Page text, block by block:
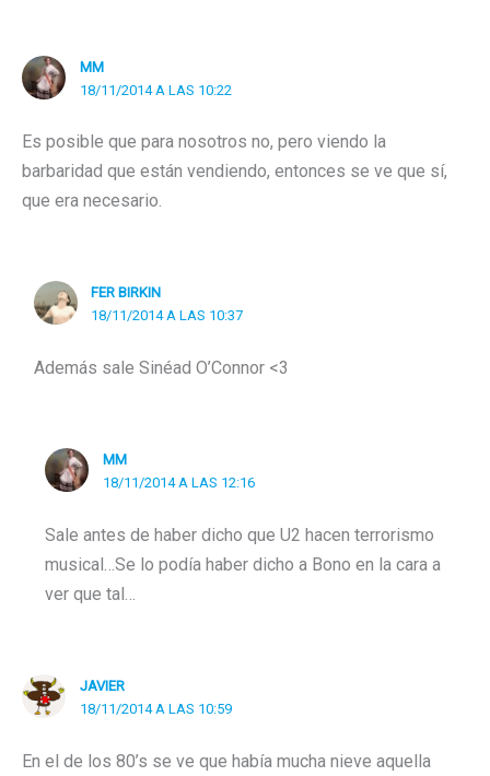
MM
18/11/2014 A LAS 10:22
Es posible que para nosotros no, pero viendo la
barbaridad que están vendiendo, entonces se ve que sí,
que era necesario.
FER BIRKIN
18/11/2014 A LAS 10:37
Además sale Sinéad O’Connor <3
MM
18/11/2014 A LAS 12:16
Sale antes de haber dicho que U2 hacen terrorismo
musical…Se lo podía haber dicho a Bono en la cara a
ver que tal…
JAVIER
18/11/2014 A LAS 10:59
En el de los 80’s se ve que había mucha nieve aquella